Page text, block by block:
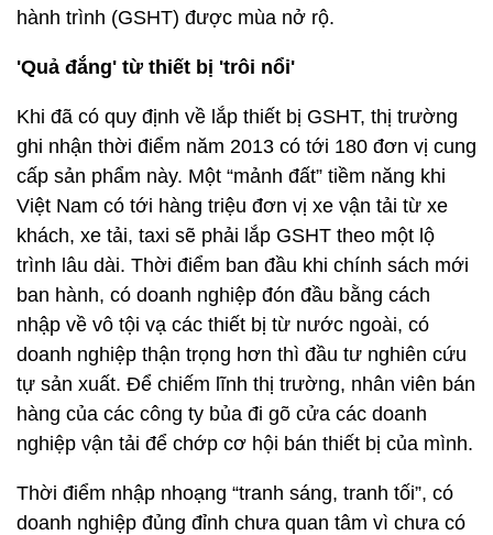
hành trình (GSHT) được mùa nở rộ.
'Quả đắng' từ thiết bị 'trôi nổi'
Khi đã có quy định về lắp thiết bị GSHT, thị trường
ghi nhận thời điểm năm 2013 có tới 180 đơn vị cung
cấp sản phẩm này. Một “mảnh đất” tiềm năng khi
Việt Nam có tới hàng triệu đơn vị xe vận tải từ xe
khách, xe tải, taxi sẽ phải lắp GSHT theo một lộ
trình lâu dài. Thời điểm ban đầu khi chính sách mới
ban hành, có doanh nghiệp đón đầu bằng cách
nhập về vô tội vạ các thiết bị từ nước ngoài, có
doanh nghiệp thận trọng hơn thì đầu tư nghiên cứu
tự sản xuất. Để chiếm lĩnh thị trường, nhân viên bán
hàng của các công ty bủa đi gõ cửa các doanh
nghiệp vận tải để chớp cơ hội bán thiết bị của mình.
Thời điểm nhập nhoạng “tranh sáng, tranh tối”, có
doanh nghiệp đủng đỉnh chưa quan tâm vì chưa có